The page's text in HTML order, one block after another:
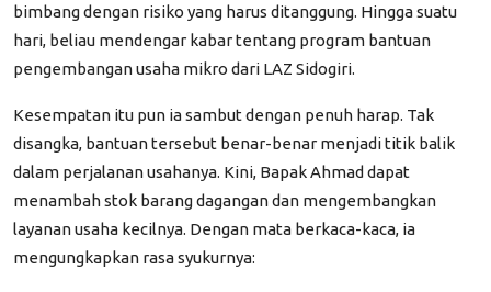
bimbang dengan risiko yang harus ditanggung. Hingga suatu
hari, beliau mendengar kabar tentang program bantuan
pengembangan usaha mikro dari LAZ Sidogiri.
Kesempatan itu pun ia sambut dengan penuh harap. Tak
disangka, bantuan tersebut benar-benar menjadi titik balik
dalam perjalanan usahanya. Kini, Bapak Ahmad dapat
menambah stok barang dagangan dan mengembangkan
layanan usaha kecilnya. Dengan mata berkaca-kaca, ia
mengungkapkan rasa syukurnya: